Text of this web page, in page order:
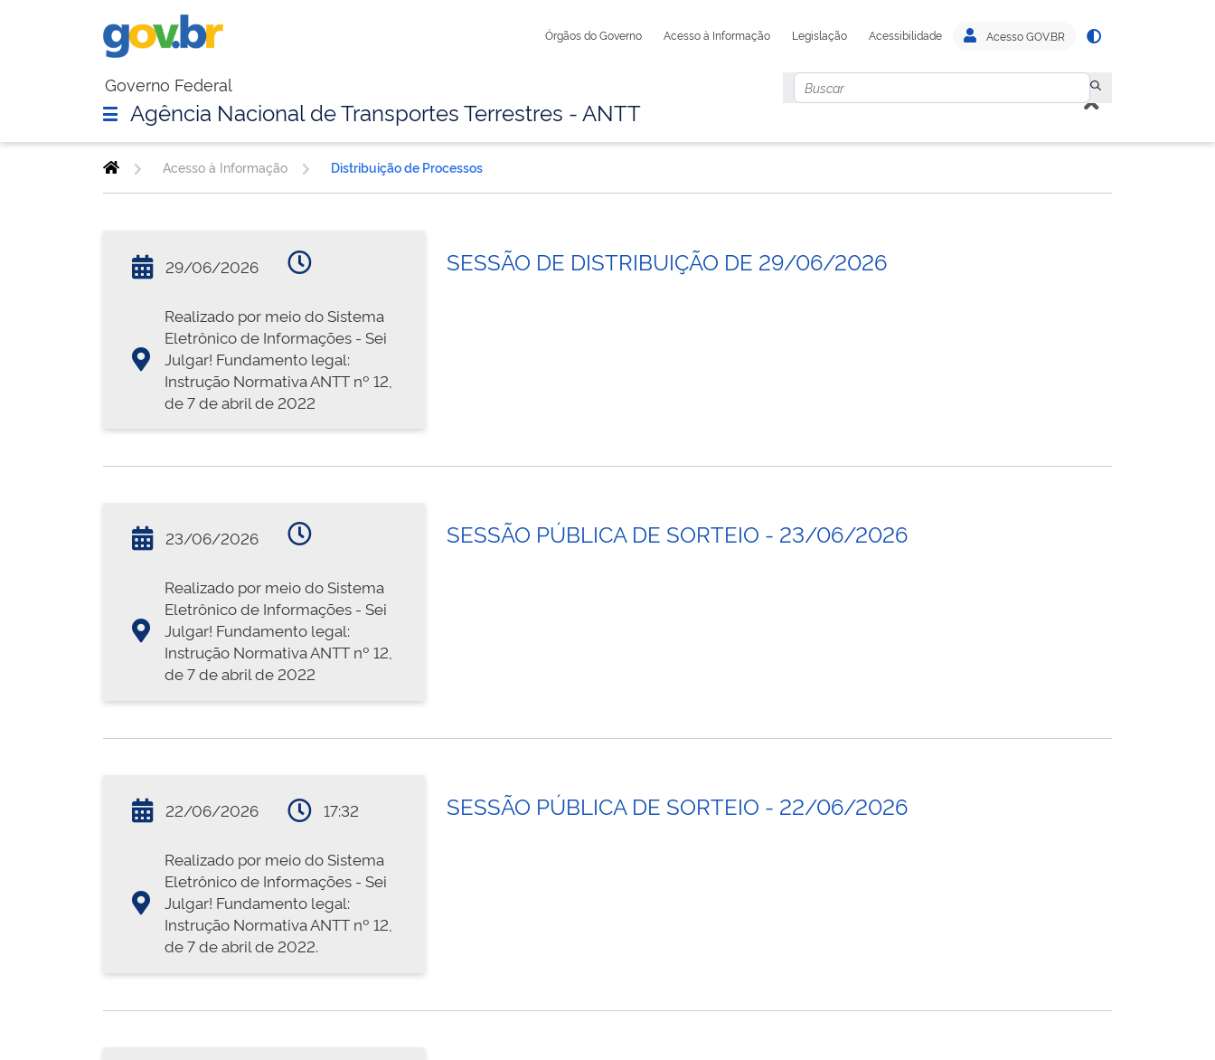
Órgãos do Governo Acesso à Informação Legislação Acessibilidade Acesso GOV.BR
Governo Federal
Agência Nacional de Transportes Terrestres - ANTT
Acesso à Informação Distribuição de Processos
29/06/2026
Realizado por meio do Sistema
Eletrônico de Informações - Sei
Julgar! Fundamento legal:
Instrução Normativa ANTT nº 12,
de 7 de abril de 2022
SESSÃO DE DISTRIBUIÇÃO DE 29/06/2026
23/06/2026
Realizado por meio do Sistema
Eletrônico de Informações - Sei
Julgar! Fundamento legal:
Instrução Normativa ANTT nº 12,
de 7 de abril de 2022
SESSÃO PÚBLICA DE SORTEIO - 23/06/2026
22/06/2026 17:32
Realizado por meio do Sistema
Eletrônico de Informações - Sei
Julgar! Fundamento legal:
Instrução Normativa ANTT nº 12,
de 7 de abril de 2022.
SESSÃO PÚBLICA DE SORTEIO - 22/06/2026